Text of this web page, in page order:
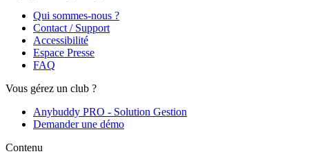
Qui sommes-nous ?
Contact / Support
Accessibilité
Espace Presse
FAQ
Vous gérez un club ?
Anybuddy PRO - Solution Gestion
Demander une démo
Contenu